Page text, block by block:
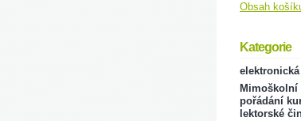
Obsah
Kategorie
Mimoškolní
pořádání
lektorské